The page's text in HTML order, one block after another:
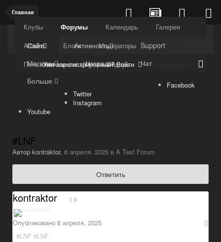
Главная
Kuli4kam.net Дружный форум
Сайт
Клубы Форумы Календарь
Галерея
Articles
Блоги
Модераторы
Пользователи онлайн
Лидеры
Активность
Support
Магазин
Награды
Чат
Больше
Уже зарегистрированы? Войти Регистрация
Facebook
Twitter
Instagram
Youtube
#LNF
Автор kontraktor, 6 апреля, 2025 в A Test Forum
Ответить
kontraktor 0
Опубликовано 6 апреля, 2025
#LNF #LNF